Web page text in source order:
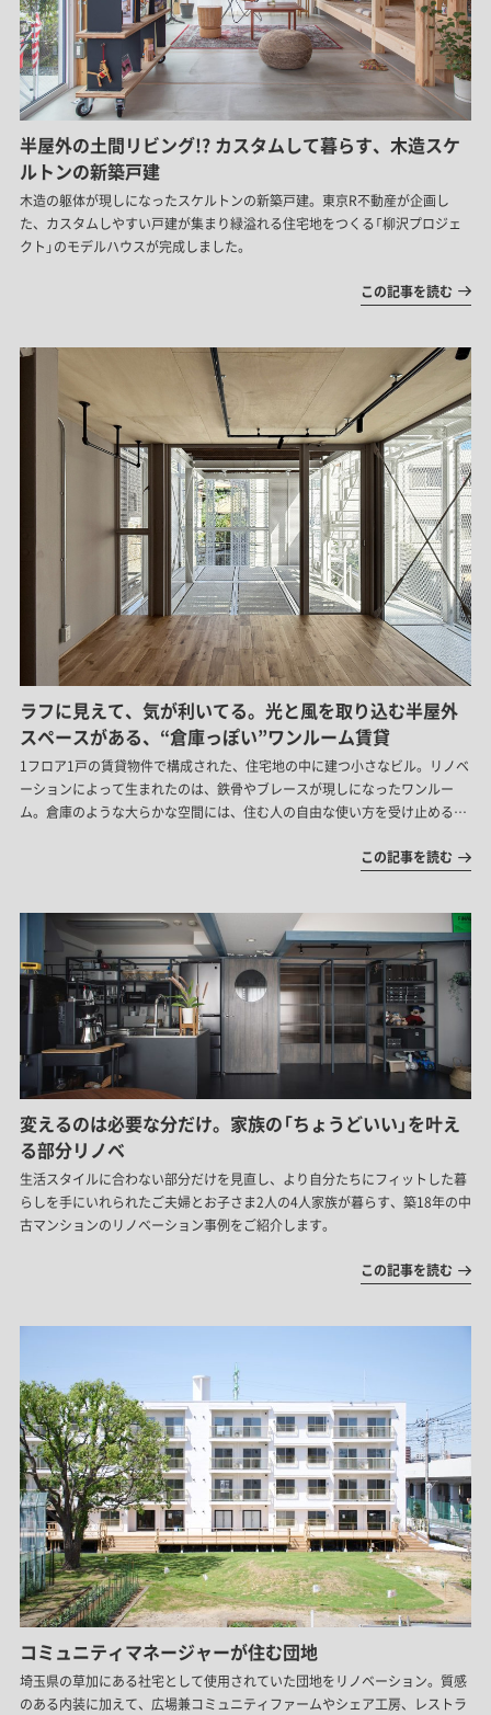
半屋外の土間リビング!? カスタムして暮らす、木造スケ
ルトンの新築戸建
木造の躯体が現しになったスケルトンの新築戸建。東京R不動産が企画し
た、カスタムしやすい戸建が集まり緑溢れる住宅地をつくる「柳沢プロジェ
クト」のモデルハウスが完成しました。
この記事を読む
ラフに見えて、気が利いてる。光と風を取り込む半屋外
スペースがある、“倉庫っぽい”ワンルーム賃貸
1フロア1戸の賃貸物件で構成された、住宅地の中に建つ小さなビル。リノベ
ーションによって生まれたのは、鉄骨やブレースが現しになったワンルー
ム。倉庫のような大らかな空間には、住む人の自由な使い方を受け止める工
この記事を読む
変えるのは必要な分だけ。家族の「ちょうどいい」を叶え
る部分リノベ
生活スタイルに合わない部分だけを見直し、より自分たちにフィットした暮
らしを手にいれられたご夫婦とお子さま2人の4人家族が暮らす、築18年の中
古マンションのリノベーション事例をご紹介します。
この記事を読む
コミュニティマネージャーが住む団地
埼玉県の草加にある社宅として使用されていた団地をリノベーション。質感
のある内装に加えて、広場兼コミュニティファームやシェア工房、レストラ